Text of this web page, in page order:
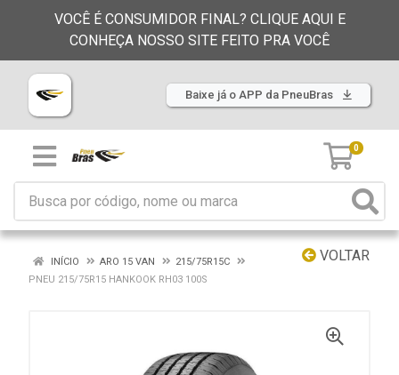
VOCÊ É CONSUMIDOR FINAL? CLIQUE AQUI E
CONHEÇA NOSSO SITE FEITO PRA VOCÊ
Baixe já o APP da PneuBras
0
VOLTAR
INÍCIO ARO 15 VAN
215/75R15C
PNEU 215/75R15 HANKOOK RH03 100S